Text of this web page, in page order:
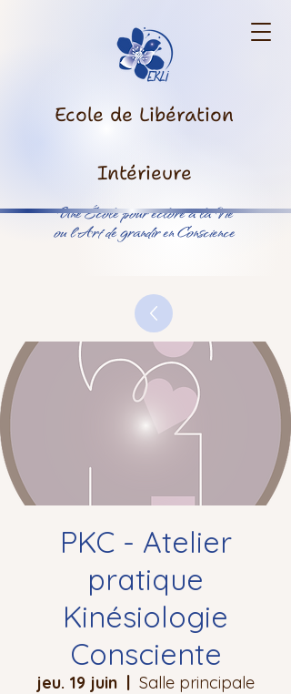
Ecole de Libération
Intérieure
Une École pour éclore à la Vie
ou l’Art de grandir en Conscience
PKC - Atelier
pratique
Kinésiologie
Consciente
jeu. 19 juin
  |
Salle principale